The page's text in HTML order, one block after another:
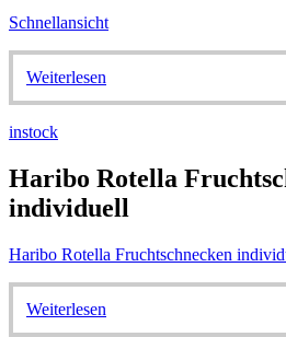
Schnellansicht
Weiterlesen
instock
Haribo Rotella
individuell
Haribo Rotella Fruchtschnecken
Weiterlesen